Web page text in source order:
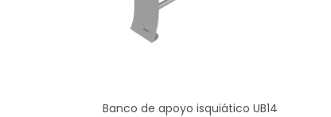
Banco de apoyo isquiático UB14